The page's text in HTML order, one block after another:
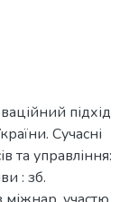
підхід
Сучасні
та управління:
: зб.